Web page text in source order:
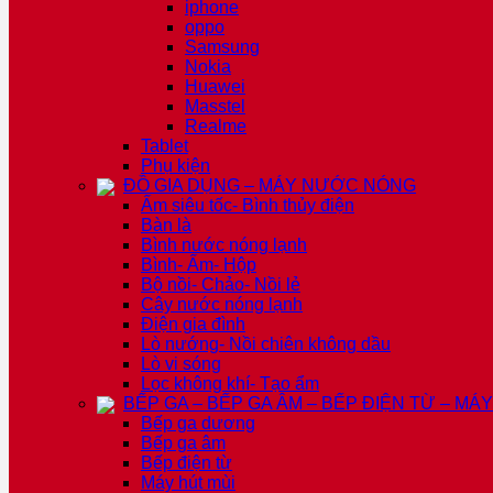
iphone
oppo
Samsung
Nokia
Huawei
Masstel
Realme
Tablet
Phụ kiện
ĐỒ GIA DỤNG – MÁY NƯỚC NÓNG
Ấm siêu tốc- Bình thủy điện
Bàn là
Bình nước nóng lạnh
Bình- Ấm- Hộp
Bộ nồi- Chảo- Nồi lẻ
Cây nước nóng lạnh
Điện gia đình
Lò nướng- Nồi chiên không dầu
Lò vi sóng
Lọc không khí- Tạo ẩm
BẾP GA – BẾP GA ÂM – BẾP ĐIỆN TỪ – MÁY
Bếp ga dương
Bếp ga âm
Bếp điện từ
Máy hút mùi